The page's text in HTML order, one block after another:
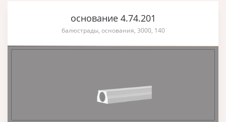
основание 4.74.201
балюстрады, основания, 3000, 140